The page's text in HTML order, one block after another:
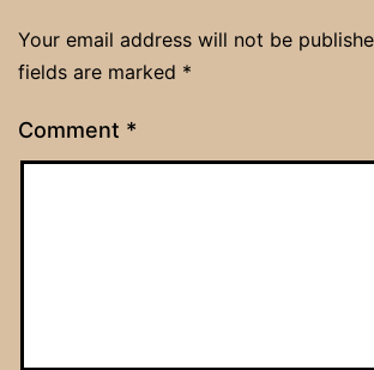
Your email address will not be
fields are marked *
Comment *